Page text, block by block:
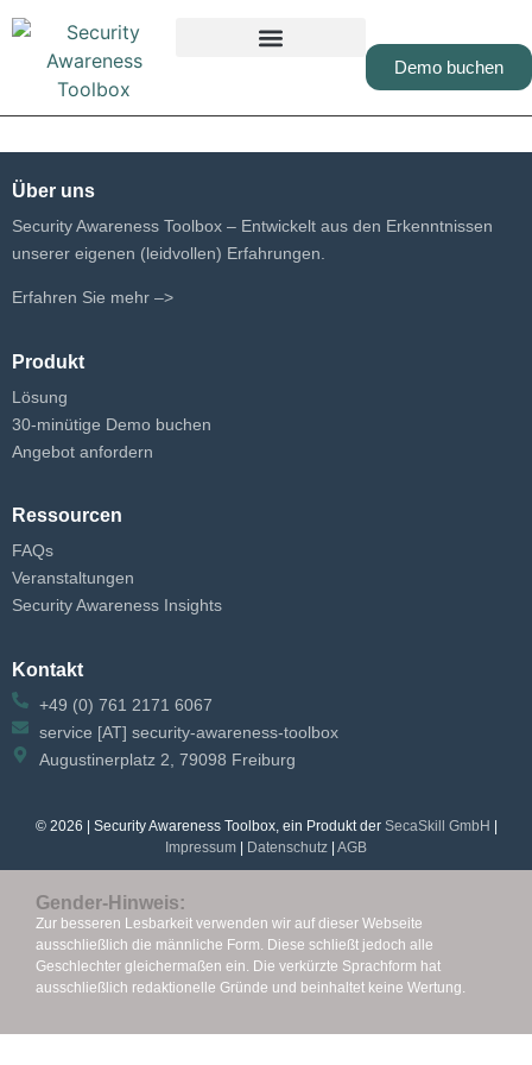
Demo buchen
Über uns
Security Awareness Toolbox – Entwickelt aus den Erkenntnissen
unserer eigenen (leidvollen) Erfahrungen.
Erfahren Sie mehr –>
Produkt
Lösung
30-minütige Demo buchen
Angebot anfordern
Ressourcen
FAQs
Veranstaltungen
Security Awareness Insights
Kontakt
+49 (0) 761 2171 6067
service [AT] security-awareness-toolbox
Augustinerplatz 2, 79098 Freiburg
© 2026 | Security Awareness Toolbox, ein Produkt der SecaSkill GmbH |
Impressum | Datenschutz | AGB
Gender-Hinweis:
Zur besseren Lesbarkeit verwenden wir auf dieser Webseite
ausschließlich die männliche Form. Diese schließt jedoch alle
Geschlechter gleichermaßen ein. Die verkürzte Sprachform hat
ausschließlich redaktionelle Gründe und beinhaltet keine Wertung.